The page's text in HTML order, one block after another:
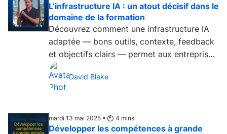
L’infrastructure IA : un atout décisif dans le
domaine de la formation
Découvrez comment une infrastructure IA
adaptée — bons outils, contexte, feedback
et objectifs clairs — permet aux entreprises
d’adopter cette technologie plus
rapidement et efficacement....
David Blake
mardi 13 mai 2025 • 4 mins
Développer les compétences à grande